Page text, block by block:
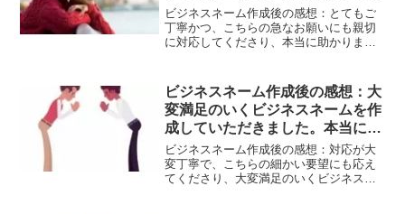
ます。
ビジネスネーム作成後の感想：とてもご
丁寧かつ、こちらの急なお願いにも親切
に対応してくださり、本当に助かりまし
だき、さらに、つけたいイメージなども
考慮してもらい、素敵な名前を作成し、
選ぶことができ、とても満足していま
す。人柄も内容も含め、飛鳥さんにお願
いして本当に良かったと感じています。
ビジネスネーム作成後の感想：大
変満足のいくビジネスネームを作
成していただきました。本当に気
に入っております。
ビジネスネーム作成後の感想：対応が大
変丁寧で、こちらの細かい要望にも応え
てくださり、大変満足のいくビジネスネ